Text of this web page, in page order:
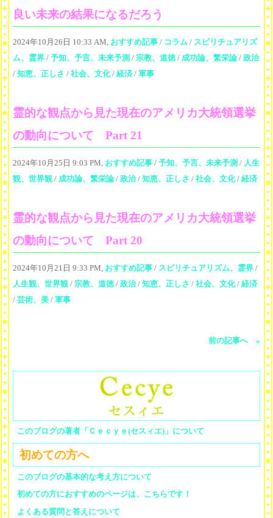
良い未来の結果になるだろう
2024年10月26日 10:33 AM, おすすめ記事 / コラム / スピリチュアリズ
ム、霊界 / 予知、予言、未来予測 / 宗教、道徳/ 成功論、繁栄論 / 政治
/ 知恵、正しさ / 社会、文化/ 経済 / 軍事
霊的な観点から見た現在のアメリカ大統領選挙
の動向について Part 21
2024年10月25日 9:03 PM, おすすめ記事 / 予知、予言、未来予測 / 人生
観、世界観 / 成功論、繁栄論 / 政治/ 知恵、正しさ / 社会、文化/ 経済
霊的な観点から見た現在のアメリカ大統領選挙
の動向について Part 20
2024年10月21日 9:33 PM, おすすめ記事 / スピリチュアリズム、霊界 /
人生観、世界観 / 宗教、道徳/ 政治/ 知恵、正しさ / 社会、文化/ 経済
/ 芸術、美 / 軍事
前の記事へ »
このブログの著者「Ｃｅｃｙｅ(セスィエ)」について
初めての方へ
このブログの基本的な考え方について
初めての方におすすめのページは、こちらです！
よくある質問と答えについて